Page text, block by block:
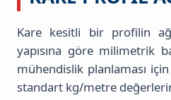
Kare kesitli bir profilin
yapısına göre milimetrik
mühendislik planlaması
standart kg/metre